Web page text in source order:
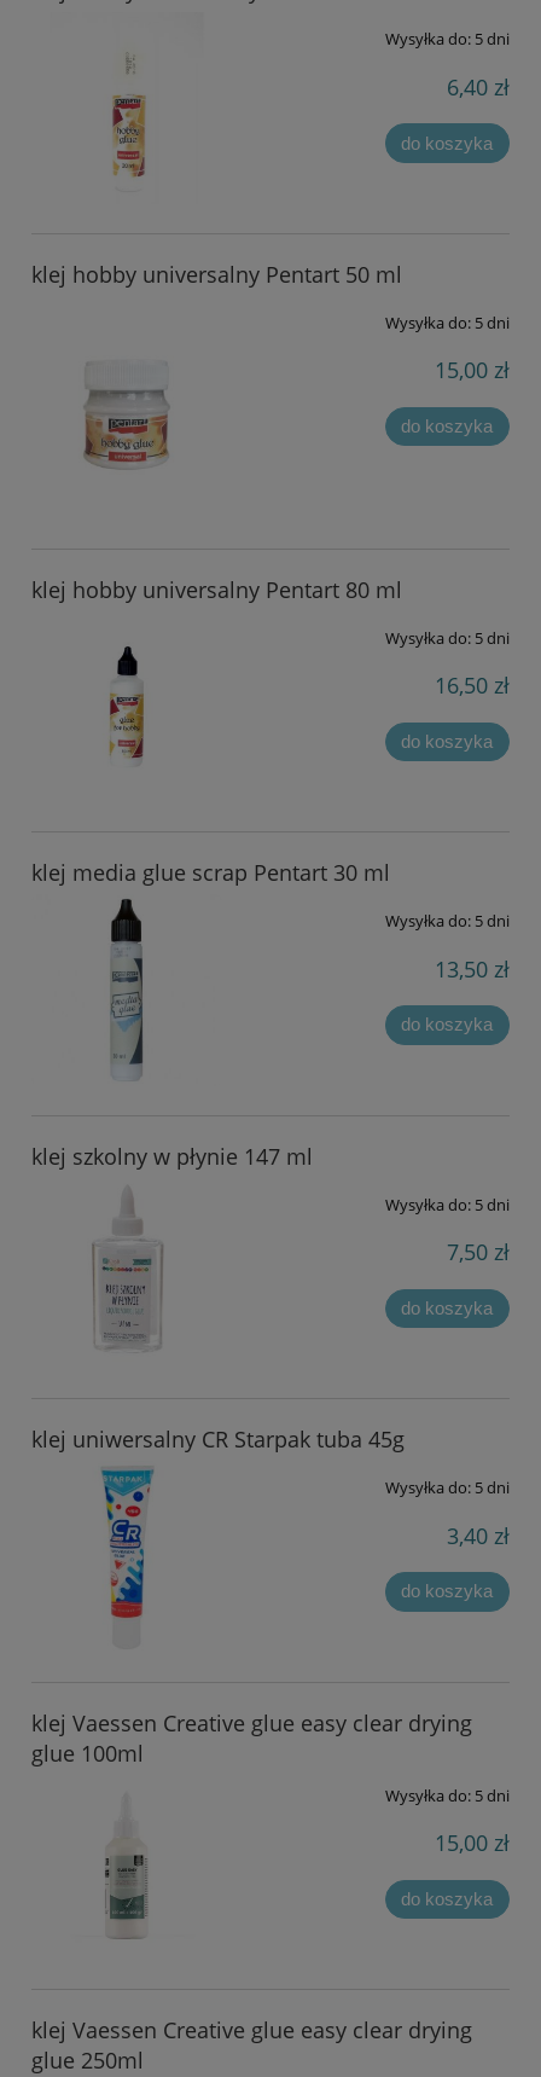
Wysyłka do: 5 dni
6,40 zł
do koszyka
klej hobby universalny Pentart 50 ml
Wysyłka do: 5 dni
15,00 zł
do koszyka
klej hobby universalny Pentart 80 ml
Wysyłka do: 5 dni
16,50 zł
do koszyka
klej media glue scrap Pentart 30 ml
Wysyłka do: 5 dni
13,50 zł
do koszyka
klej szkolny w płynie 147 ml
Wysyłka do: 5 dni
7,50 zł
do koszyka
klej uniwersalny CR Starpak tuba 45g
Wysyłka do: 5 dni
3,40 zł
do koszyka
klej Vaessen Creative glue easy clear drying
glue 100ml
Wysyłka do: 5 dni
15,00 zł
do koszyka
klej Vaessen Creative glue easy clear drying
glue 250ml